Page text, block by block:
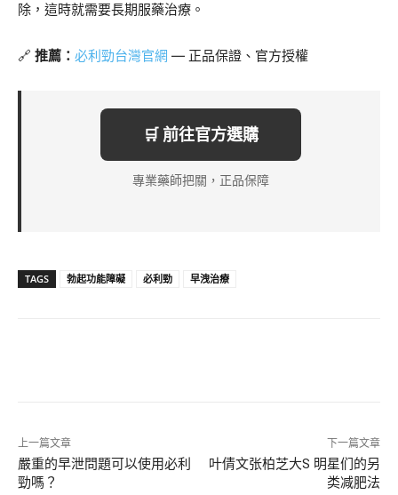
除，這時就需要長期服藥治療。
🔗 推薦： 必利勁台灣官網 — 正品保證、官方授權
🛒 前往官方選購
專業藥師把關，正品保障
TAGS 勃起功能障礙 必利勁 早洩治療
上一篇文章
嚴重的早泄問題可以使用必利
勁嗎？
下一篇文章
叶倩文张柏芝大S 明星们的另
类减肥法